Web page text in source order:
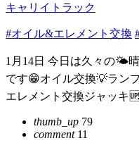
キャリイトラック
#オイル&エレメント交換
1月14日 今日は久々の🌤️
です😁オイル交換💡ラン
エレメント交換ジャッキ
thumb_up 79
comment11